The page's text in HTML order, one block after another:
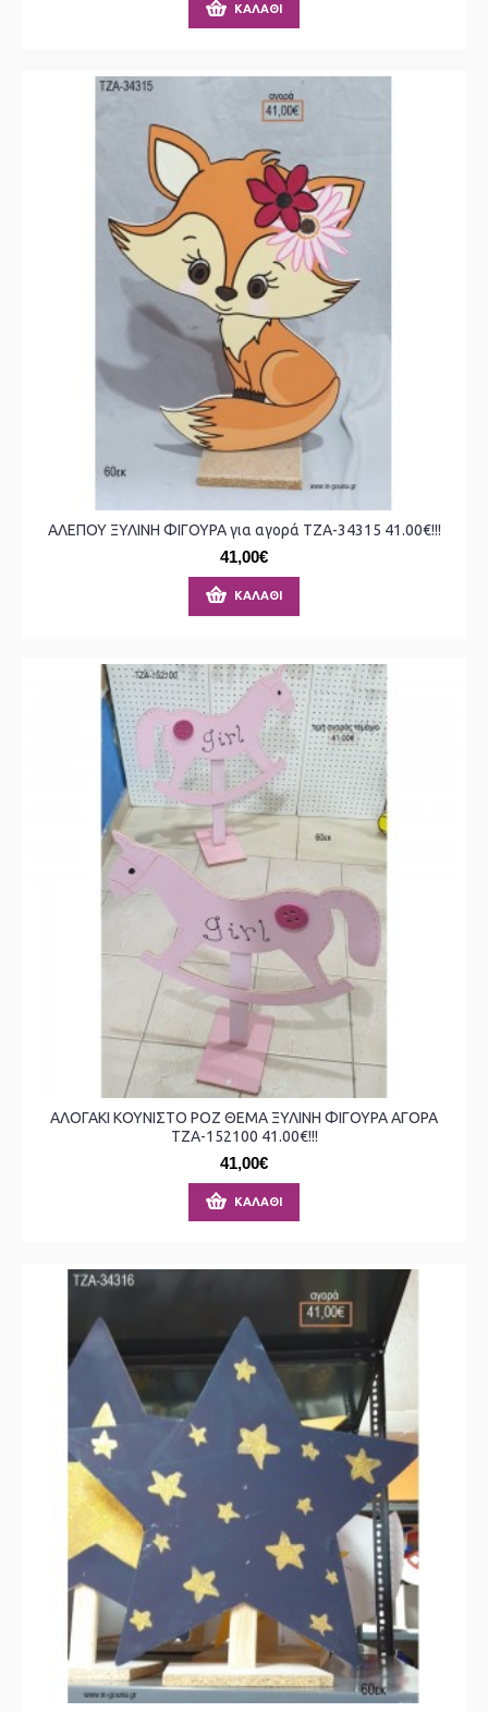
ΚΑΛΆΘΙ
ΑΛΕΠΟΥ ΞΥΛΙΝΗ ΦΙΓΟΥΡΑ για αγορά ΤΖΑ-34315 41.00€!!!
41,00€
ΚΑΛΆΘΙ
ΑΛΟΓΑΚΙ ΚΟΥΝΙΣΤΟ ΡΟΖ ΘΕΜΑ ΞΥΛΙΝΗ ΦΙΓΟΥΡΑ ΑΓΟΡΑ
ΤΖΑ-152100 41.00€!!!
41,00€
ΚΑΛΆΘΙ